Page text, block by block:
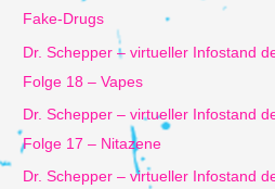
:Fake-Drugs
Dr. Schepper – virtueller Infostand
Folge 18 – Vapes
Dr. Schepper – virtueller Infostand
Folge 17 – Nitazene
Dr. Schepper – virtueller Infostand